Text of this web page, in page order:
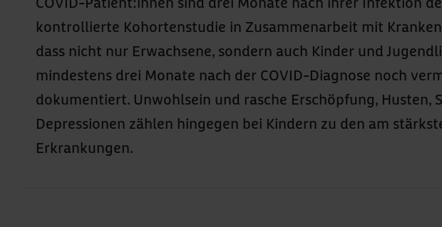
kontrollierte Kohortenstudie in Zusammenarbeit mit
dass nicht nur Erwachsene, sondern auch Kinder und
mindestens drei Monate nach der COVID-Diagnose noch
dokumentiert. Unwohlsein und rasche Erschöpfung,
Depressionen zählen hingegen bei Kindern zu den am
Erkrankungen.